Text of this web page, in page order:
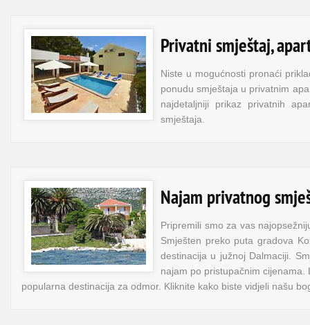
Privatni smještaj,
Niste u mogućnosti pronaći
ponudu smještaja u privatnim
najdetaljniji prikaz privatnih
smještaja.
Najam privatnog
Pripremili smo za vas
Smješten preko puta gradova
destinacija u južnoj Dalmaciji.
najam po pristupačnim
popularna destinacija za odmor. Kliknite kako biste vidjeli našu